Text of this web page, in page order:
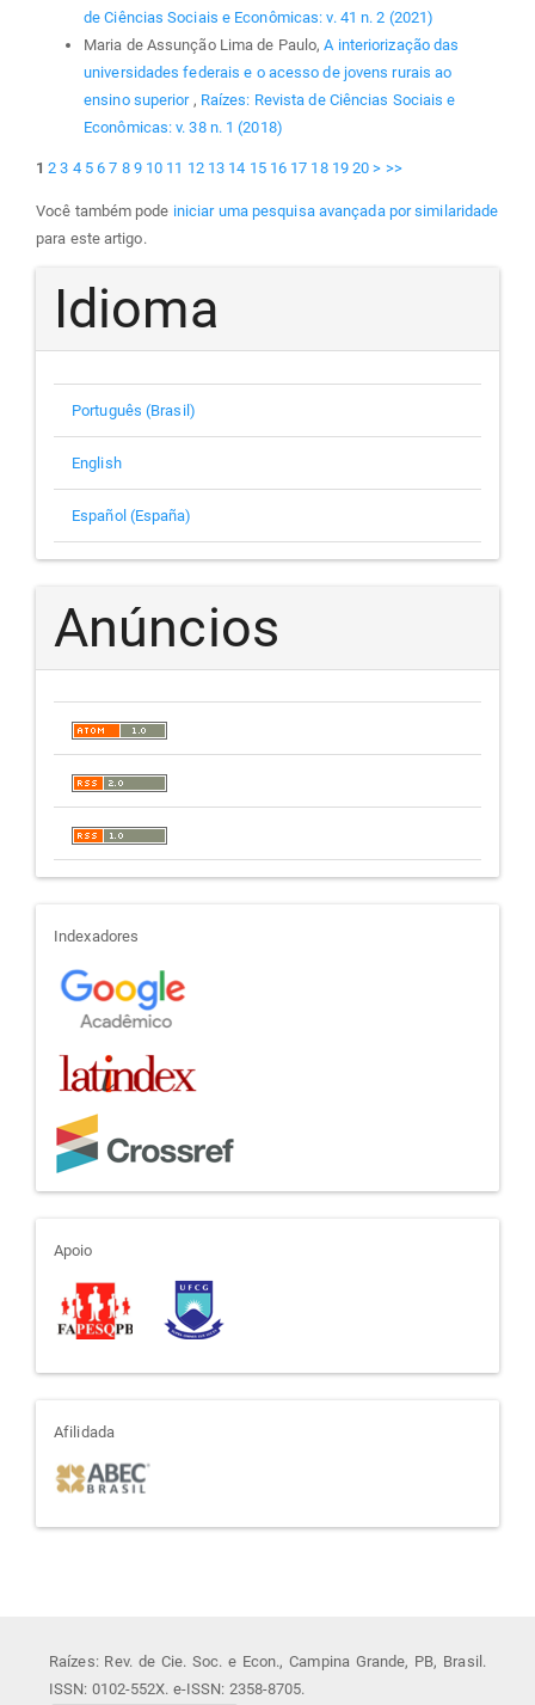
de Ciências Sociais e Econômicas: v. 41 n. 2 (2021)
Maria de Assunção Lima de Paulo,A interiorização das
universidades federais e o acesso de jovens rurais ao
ensino superior , Raízes: Revista de Ciências Sociais e
Econômicas: v. 38 n. 1 (2018)
1 2 3 4 5 6 7 8 9 10 11 12 13 14 15 16 17 18 19 20 > >>
Você também pode iniciar uma pesquisa avançada por similaridade
para este artigo.
Idioma
Português (Brasil)
English
Español (España)
Anúncios
indexadores
Indexadores
apoio
Apoio
afiliada
Afilidada
Raízes: Rev. de Cie. Soc. e Econ., Campina Grande, PB, Brasil.
ISSN: 0102-552X. e-ISSN: 2358-8705.